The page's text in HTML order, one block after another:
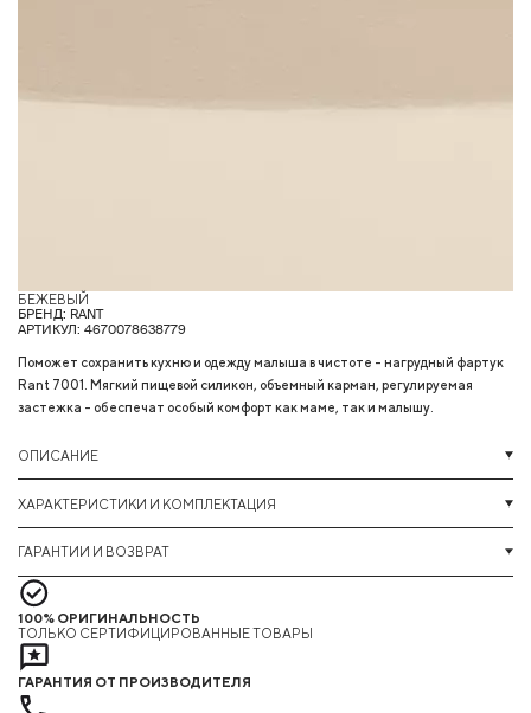
БЕЖЕВЫЙ
БРЕНД: RANT
АРТИКУЛ: 4670078638779
Поможет сохранить кухню и одежду малыша в чистоте - нагрудный фартук
Rant 7001. Мягкий пищевой силикон, объемный карман, регулируемая
застежка - обеспечат особый комфорт как маме, так и малышу.
ОПИСАНИЕ
ХАРАКТЕРИСТИКИ И КОМПЛЕКТАЦИЯ
ГАРАНТИИ И ВОЗВРАТ
100% ОРИГИНАЛЬНОСТЬ
ТОЛЬКО СЕРТИФИЦИРОВАННЫЕ ТОВАРЫ
ГАРАНТИЯ ОТ ПРОИЗВОДИТЕЛЯ